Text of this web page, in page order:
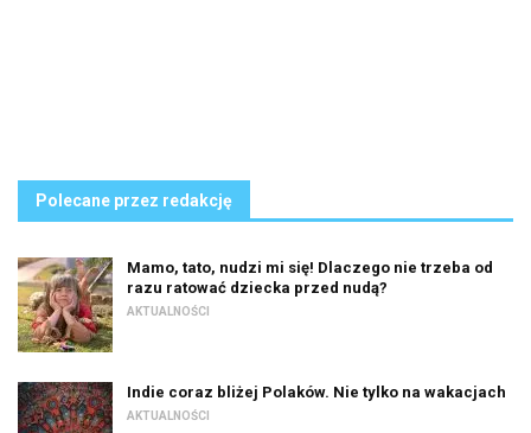
Polecane przez redakcję
Mamo, tato, nudzi mi się! Dlaczego nie trzeba od
razu ratować dziecka przed nudą?
AKTUALNOŚCI
Indie coraz bliżej Polaków. Nie tylko na wakacjach
AKTUALNOŚCI